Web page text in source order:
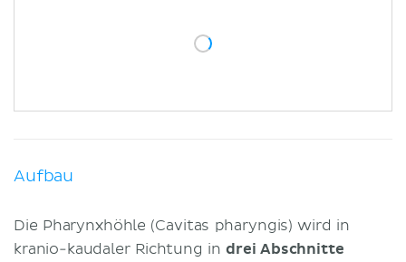
Aufbau
Die Pharynxhöhle (Cavitas pharyngis) wird in
kranio-kaudaler Richtung indrei Abschnitte